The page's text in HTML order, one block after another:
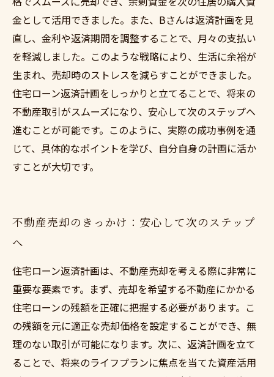
金として活用できました。また、Bさんは返済計画を見
直し、金利や返済期間を調整することで、月々の支払い
を軽減しました。このような戦略により、生活に余裕が
生まれ、売却時のストレスを減らすことができました。
住宅ローン返済計画をしっかりと立てることで、将来の
不動産取引がスムーズになり、安心して次のステップへ
進むことが可能です。このように、実際の成功事例を通
じて、具体的なポイントを学び、自分自身の計画に活か
すことが大切です。
不動産売却のきっかけ：安心して次のステップ
へ
住宅ローン返済計画は、不動産売却を考える際に非常に
重要な要素です。まず、売却を希望する不動産にかかる
住宅ローンの残額を正確に把握する必要があります。こ
の残額を元に適正な売却価格を設定することができ、無
理のない取引が可能になります。次に、返済計画を立て
ることで、将来のライフプランに焦点を当てた資産活用